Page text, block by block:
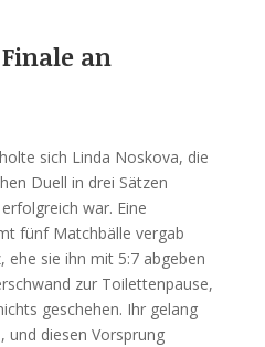
an
sich Linda Noskova, die
Duell in drei Sätzen
war. Eine
fünf Matchbälle vergab
ehe sie ihn mit 5:7 abgeben
zur Toilettenpause,
geschehen. Ihr gelang
und diesen Vorsprung